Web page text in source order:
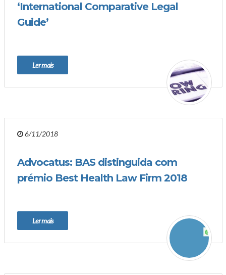
‘International Comparative Legal
Guide’
Ler mais
6/11/2018
Advocatus: BAS distinguida com
prémio Best Health Law Firm 2018
Ler mais